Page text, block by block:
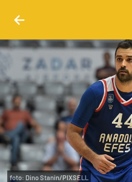
foto: Dino Stanin/PIXSELL